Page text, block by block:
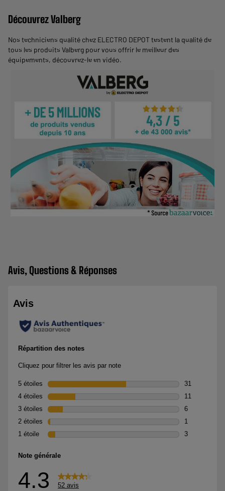
Découvrez Valberg
Nos techniciens qualité chez ELECTRO DEPOT testent la qualité de
tous les produits Valberg pour vous offrir le meilleur des
équipements, découvrez-le en vidéo.
Avis, Questions & Réponses